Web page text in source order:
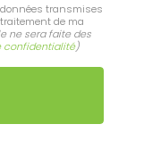
transmises
de ma
ne sera faite des
confidentialité)